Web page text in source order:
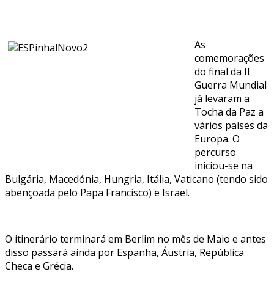
As
comemorações
do final da II
Guerra Mundial
já levaram a
Tocha da Paz a
vários países da
Europa. O
percurso
iniciou-se na
Bulgária, Macedónia, Hungria, Itália, Vaticano (tendo sido
abençoada pelo Papa Francisco) e Israel.
O itinerário terminará em Berlim no mês de Maio e antes
disso passará ainda por Espanha, Áustria, República
Checa e Grécia.